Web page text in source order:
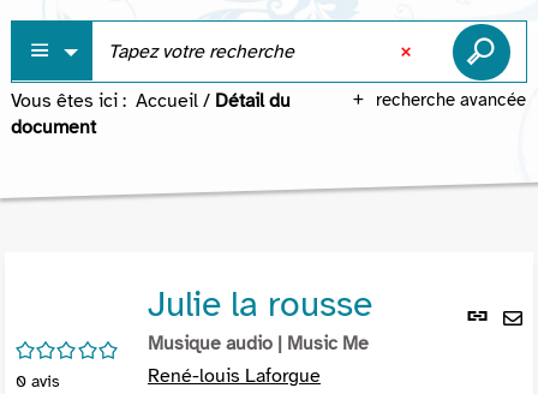
recherche avancée
Vous êtes ici : Accueil / Détail du
document
Lien
/5
0 avis
Julie la rousse
Musique audio | Music Me
René-louis Laforgue